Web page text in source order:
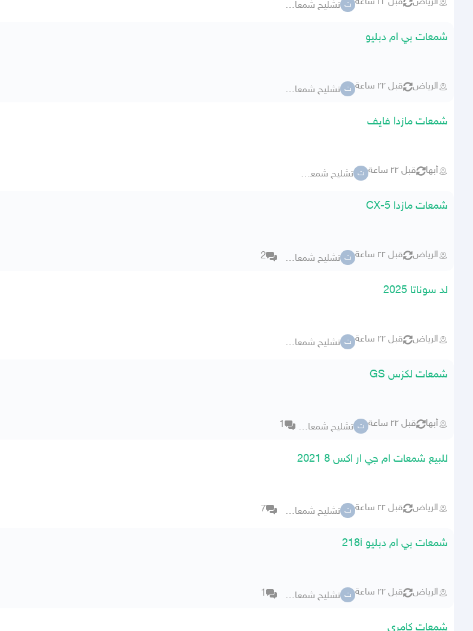
ت تشليح شمعات وكاله
شمعات بي ام دبليو
الرياض قبل ٢٢ ساعة ت تشليح شمعات وكاله
شمعات مازدا فايف
أبها قبل ٢٢ ساعة ت تشليح شمعات وكاله
شمعات مازدا CX-5
الرياض قبل ٢٢ ساعة ت تشليح شمعات وكاله 2
لد سوناتا 2025
الرياض قبل ٢٢ ساعة ت تشليح شمعات وكاله
شمعات لكزس GS
أبها قبل ٢٢ ساعة ت تشليح شمعات وكاله 1
للبيع شمعات ام جي ار اكس 8 2021
الرياض قبل ٢٢ ساعة ت تشليح شمعات وكاله 7
شمعات بي ام دبليو 218i
الرياض قبل ٢٢ ساعة ت تشليح شمعات وكاله 1
شمعات كامري